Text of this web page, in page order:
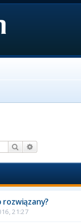
Szukaj
rozwiązany?
21:27